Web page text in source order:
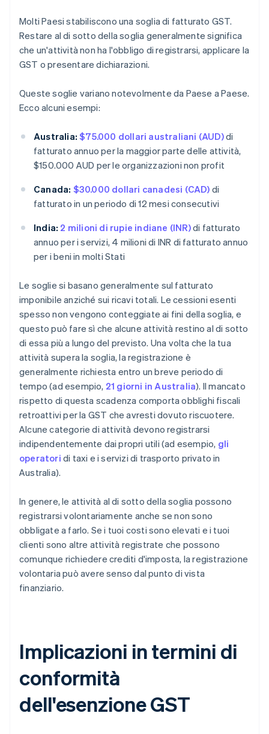
Molti Paesi stabiliscono una soglia di fatturato GST.
Restare al di sotto della soglia generalmente significa
che un'attività non ha l'obbligo di registrarsi, applicare la
GST o presentare dichiarazioni.
Queste soglie variano notevolmente da Paese a Paese.
Ecco alcuni esempi:
Australia: $75.000 dollari australiani (AUD)di
fatturato annuo per la maggior parte delle attività,
$150.000 AUD per le organizzazioni non profit
Canada: $30.000 dollari canadesi (CAD) di
fatturato in un periodo di 12 mesi consecutivi
India: 2 milioni di rupie indiane (INR)di fatturato
annuo per i servizi, 4 milioni di INR di fatturato annuo
per i beni in molti Stati
Le soglie si basano generalmente sul fatturato
imponibile anziché sui ricavi totali. Le cessioni esenti
spesso non vengono conteggiate ai fini della soglia, e
questo può fare sì che alcune attività restino al di sotto
di essa più a lungo del previsto. Una volta che la tua
attività supera la soglia, la registrazione è
generalmente richiesta entro un breve periodo di
tempo (ad esempio, 21 giorni in Australia). Il mancato
rispetto di questa scadenza comporta obblighi fiscali
retroattivi per la GST che avresti dovuto riscuotere.
Alcune categorie di attività devono registrarsi
indipendentemente dai propri utili (ad esempio, gli
operatori di taxi e i servizi di trasporto privato in
Australia).
In genere, le attività al di sotto della soglia possono
registrarsi volontariamente anche se non sono
obbligate a farlo. Se i tuoi costi sono elevati e i tuoi
clienti sono altre attività registrate che possono
comunque richiedere crediti d'imposta, la registrazione
volontaria può avere senso dal punto di vista
finanziario.
Implicazioni in termini di
conformità
dell'esenzione GST